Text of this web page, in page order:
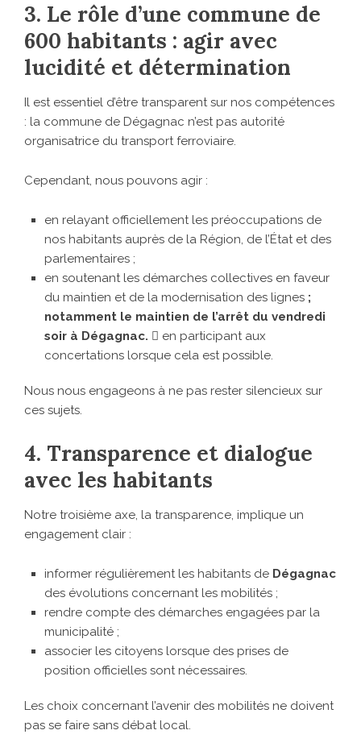
3. Le rôle d’une commune de
600 habitants : agir avec
lucidité et détermination
Il est essentiel d’être transparent sur nos compétences
: la commune de Dégagnac n’est pas autorité
organisatrice du transport ferroviaire.
Cependant, nous pouvons agir :
en relayant officiellement les préoccupations de
nos habitants auprès de la Région, de l’État et des
parlementaires ;
en soutenant les démarches collectives en faveur
du maintien et de la modernisation des lignes ;
notamment le maintien de l’arrêt du vendredi
soir à Dégagnac.  en participant aux
concertations lorsque cela est possible.
Nous nous engageons à ne pas rester silencieux sur
ces sujets.
4. Transparence et dialogue
avec les habitants
Notre troisième axe, la transparence, implique un
engagement clair :
informer régulièrement les habitants de Dégagnac
des évolutions concernant les mobilités ;
rendre compte des démarches engagées par la
municipalité ;
associer les citoyens lorsque des prises de
position officielles sont nécessaires.
Les choix concernant l’avenir des mobilités ne doivent
pas se faire sans débat local.